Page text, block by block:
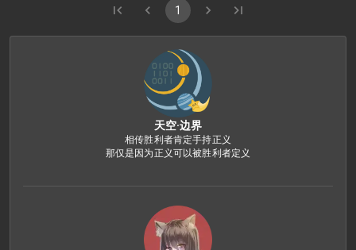
1
天空·边界
相传胜利者肯定手持正义
那仅是因为正义可以被胜利者定义